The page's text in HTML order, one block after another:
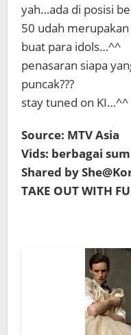
yah…ada di posisi
50 udah
buat para idols…^^
penasaran siapa
puncak???
stay tuned on KI…^^
Source: MTV Asia
Vids: berbagai
Shared by
TAKE OUT WITH